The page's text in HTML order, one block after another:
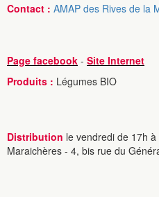
Contact : AMAP des Rives de la
Page facebook - Site Internet
Produits : Légumes BIO
Distribution le vendredi de 17h
Maraichères - 4, bis rue du